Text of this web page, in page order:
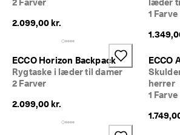
2 Farver
2.099,00 kr.
læder
1 Farve
ECCO Horizon Backpack
Rygtaske i læder til damer
2 Farver
2.099,00 kr.
ECCO
herrer
1 Farve